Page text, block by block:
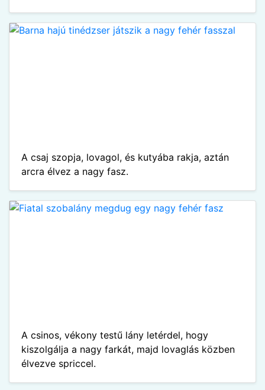
A csaj szopja, lovagol, és kutyába rakja, aztán
arcra élvez a nagy fasz.
A csinos, vékony testű lány letérdel, hogy
kiszolgálja a nagy farkát, majd lovaglás közben
élvezve spriccel.